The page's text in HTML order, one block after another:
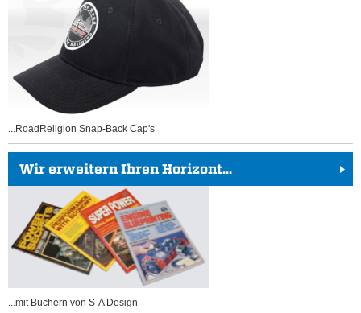
...RoadReligion Snap-Back Cap's
Wir erweitern Ihren Horizont...
...mit Büchern von S-A Design